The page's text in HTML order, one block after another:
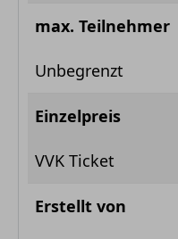
max. Teilnehmer
Unbegrenzt
Einzelpreis
VVK Ticket
Erstellt von